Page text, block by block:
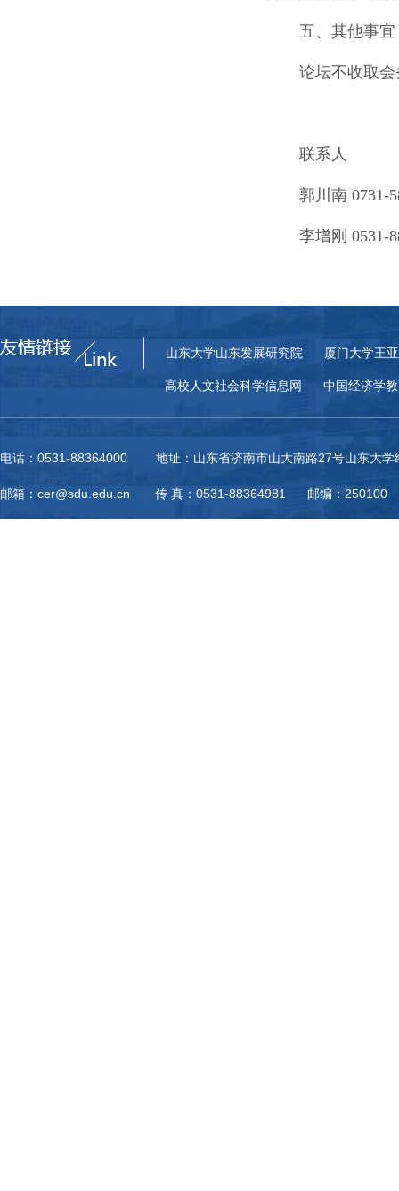
五、其他事宜
论坛不收取
联系人
郭川南 0731-
李增刚 0531-
山东大学山东发展研究院 厦门大学王
高校人文社会科学信息网 中国经济学
电话：0531-88364000 地址：山东省济南市山大南路27号山东大学
邮箱：cer@sdu.edu.cn 传 真：0531-88364981 邮编：250100